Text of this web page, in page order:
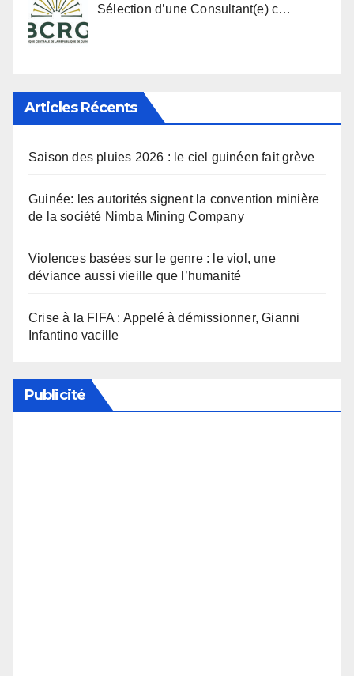
Sélection d’une Consultant(e) c…
Articles Récents
Saison des pluies 2026 : le ciel guinéen fait grève
Guinée: les autorités signent la convention minière
de la société Nimba Mining Company
Violences basées sur le genre : le viol, une
déviance aussi vieille que l’humanité
Crise à la FIFA : Appelé à démissionner, Gianni
Infantino vacille
Publicité